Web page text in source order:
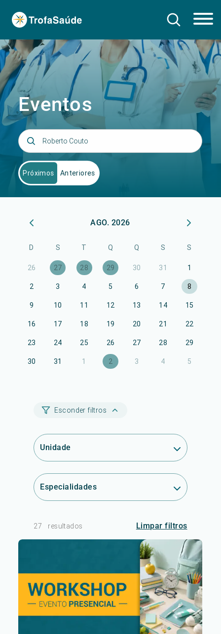
Eventos
Próximos Anteriores
AGO. 2026
D S T Q Q S S
26 27 28 29 30 31 1
2 3 4 5 6 7 8
9 10 11 12 13 14 15
16 17 18 19 20 21 22
23 24 25 26 27 28 29
30 31 1 2 3 4 5
Esconder filtros
Unidade
Especialidades
27 resultados Limpar filtros